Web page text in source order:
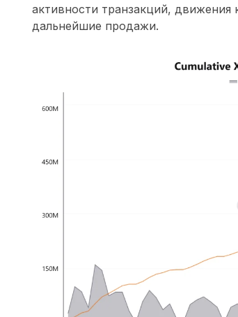
активности транзакций, движения
дальнейшие продажи.